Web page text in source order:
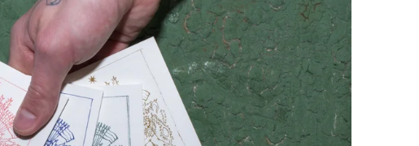
RECEPTY PRO
KLIMA
Kč